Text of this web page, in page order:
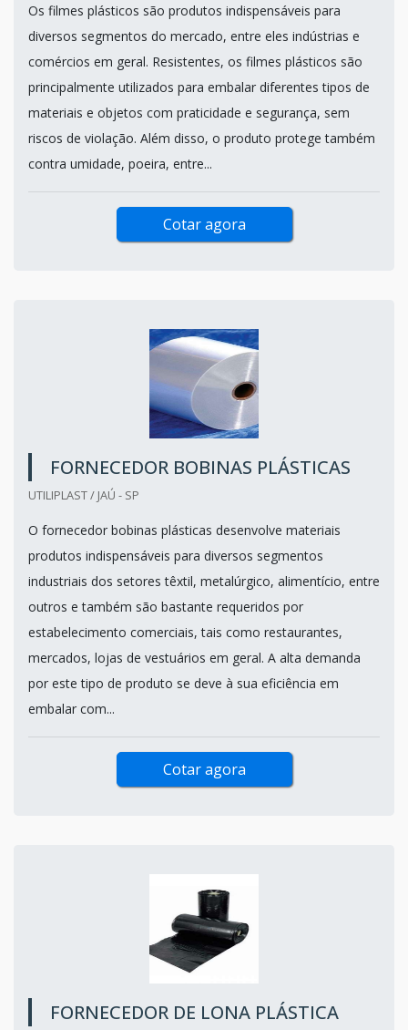
Os filmes plásticos são produtos indispensáveis para
diversos segmentos do mercado, entre eles indústrias e
comércios em geral. Resistentes, os filmes plásticos são
principalmente utilizados para embalar diferentes tipos de
materiais e objetos com praticidade e segurança, sem
riscos de violação. Além disso, o produto protege também
contra umidade, poeira, entre...
Cotar agora
FORNECEDOR BOBINAS PLÁSTICAS
UTILIPLAST / JAÚ - SP
O fornecedor bobinas plásticas desenvolve materiais
produtos indispensáveis para diversos segmentos
industriais dos setores têxtil, metalúrgico, alimentício, entre
outros e também são bastante requeridos por
estabelecimento comerciais, tais como restaurantes,
mercados, lojas de vestuários em geral. A alta demanda
por este tipo de produto se deve à sua eficiência em
embalar com...
Cotar agora
FORNECEDOR DE LONA PLÁSTICA